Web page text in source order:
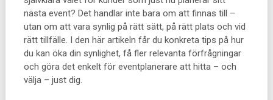
nästa event? Det handlar inte bara om att finnas till –
utan om att vara synlig på rätt sätt, på rätt plats och vid
rätt tillfälle. I den här artikeln får du konkreta tips på hur
du kan öka din synlighet, få fler relevanta förfrågningar
och göra det enkelt för eventplanerare att hitta – och
välja – just dig.